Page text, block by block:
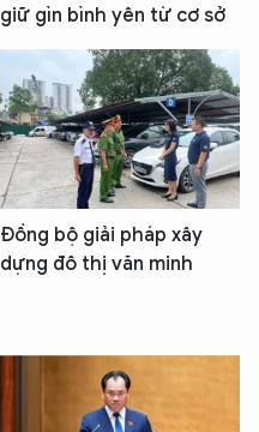
giữ gìn bình yên từ cơ sở
Đồng bộ giải pháp xây
dựng đô thị văn minh